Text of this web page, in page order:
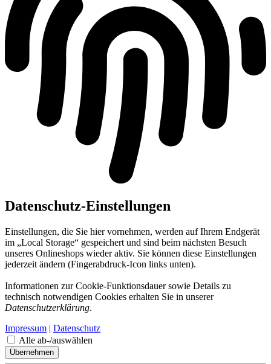
Datenschutz-Einstellungen
Einstellungen, die Sie hier vornehmen, werden auf Ihrem Endgerät
im „Local Storage“ gespeichert und sind beim nächsten Besuch
unseres Onlineshops wieder aktiv. Sie können diese Einstellungen
jederzeit ändern (Fingerabdruck-Icon links unten).
Informationen zur Cookie-Funktionsdauer sowie Details zu
technisch notwendigen Cookies erhalten Sie in unserer
Datenschutzerklärung.
Impressum | Datenschutz
Alle ab-/auswählen
Übernehmen